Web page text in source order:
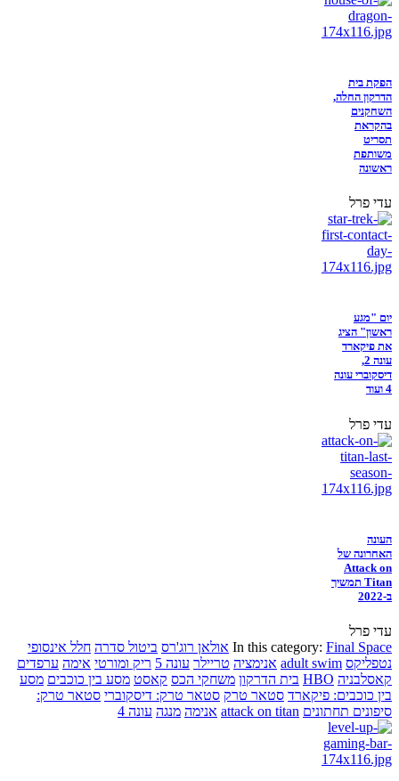
הפקת בית
הדרקון החלה,
השחקנים
בהקראת
תסריט
משותפת
ראשונה
עדי פרל
יום "מגע
ראשון" הציג
את פיקארד
עונה 2,
דיסקוברי עונה
4 ועוד
עדי פרל
העונה
האחרונה של
Attack on
Titan תמשיך
ב-2022
עדי פרל
In this category: Final Space אולאן רוג'רס ביטול סדרה חלל אינסופי
נטפליקס adult swim אנימציה טריילר עונה 5 ריק ומורטי אימה ערפדים
קאסלבניה HBO בית הדרקון משחקי הכס קאסט מסע בין כוכבים מסע
בין כוכבים: פיקארד סטאר טרק סטאר טרק: דיסקוברי סטאר טרק:
סיפונים תחתונים attack on titan אנימה מנגה עונה 4